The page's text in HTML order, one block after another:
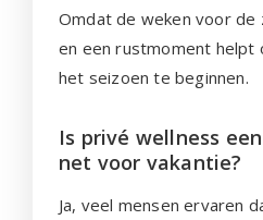
Omdat de weken voor de
en een rustmoment helpt
het seizoen te beginnen.
Is privé wellness
net voor vakantie?
Ja, veel mensen ervaren